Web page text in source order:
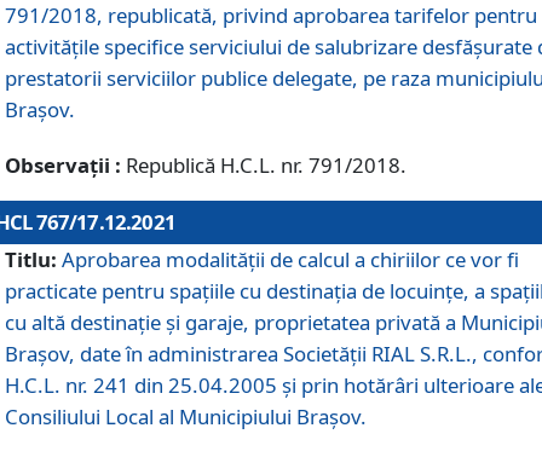
791/2018, republicată, privind aprobarea tarifelor pentru
activităţile specifice serviciului de salubrizare desfăşurate
prestatorii serviciilor publice delegate, pe raza
Braşov.
Observații : Republică H.C.L. nr. 791/2018.
767/17.12.2021
Titlu: Aprobarea modalității de calcul a chiriilor ce vor fi
practicate pentru spaţiile cu destinaţia de locuinţe, a
cu altă destinaţie şi garaje, proprietatea privată a
Braşov, date în administrarea Societăţii RIAL S.R.L.,
H.C.L. nr. 241 din 25.04.2005 și prin hotărâri ulterioare
Consiliului Local al Municipiului Braşov.